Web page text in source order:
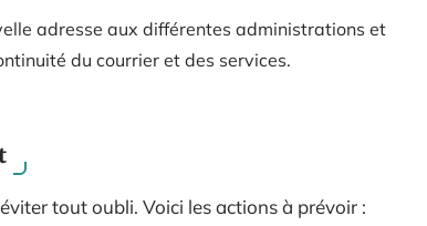
adresse aux différentes administrations et
du courrier et des services.
tout oubli. Voici les actions à prévoir :